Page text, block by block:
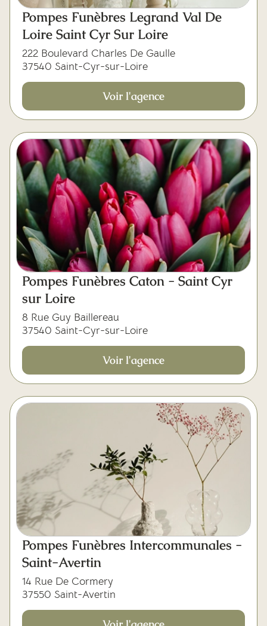
Pompes Funèbres Legrand Val De
Loire Saint Cyr Sur Loire
222 Boulevard Charles De Gaulle
37540 Saint-Cyr-sur-Loire
Voir l'agence
Pompes Funèbres Caton - Saint Cyr
sur Loire
8 Rue Guy Baillereau
37540 Saint-Cyr-sur-Loire
Voir l'agence
Pompes Funèbres Intercommunales -
Saint-Avertin
14 Rue De Cormery
37550 Saint-Avertin